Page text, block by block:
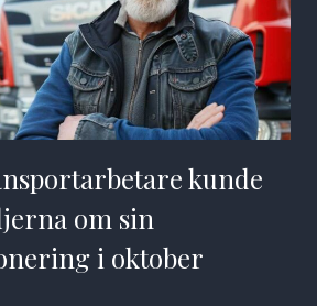
kunde
om sin
i oktober